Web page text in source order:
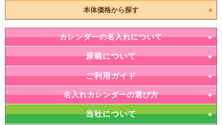
本体価格から探す
カレンダーの名入れについて
原稿について
ご利用ガイド
名入れカレンダーの選び方
当社について